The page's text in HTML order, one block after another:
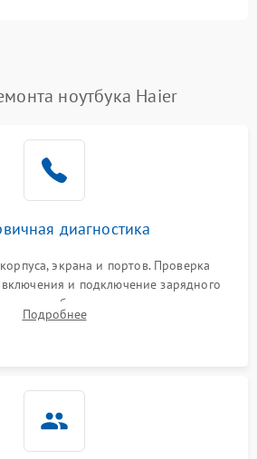
ноутбука Haier
диагностика
экрана и портов. Проверка
и подключение зарядного
потребления тока с помощью
питания для локализации проблемы.
Подробнее